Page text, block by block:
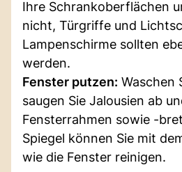
Ihre Schrankoberflächen
nicht, Türgriffe und
Lampenschirme sollten
werden.
Fenster putzen: Waschen
saugen Sie Jalousien ab
Fensterrahmen sowie -
Spiegel können Sie mit
wie die Fenster reinigen.